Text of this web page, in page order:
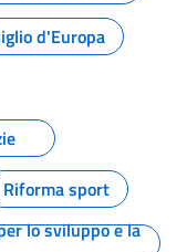
d'Europa
Riforma sport
lo sviluppo e la